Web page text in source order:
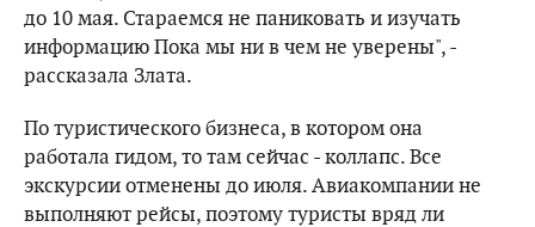
до 10 мая. Стараемся не паниковать и изучать
информацию Пока мы ни в чем не уверены", -
рассказала Злата.
По туристического бизнеса, в котором она
работала гидом, то там сейчас - коллапс. Все
экскурсии отменены до июля. Авиакомпании не
выполняют рейсы, поэтому туристы вряд ли